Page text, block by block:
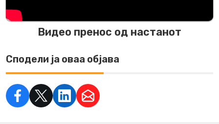
Видео пренос од настанот
Сподели ја оваа објава